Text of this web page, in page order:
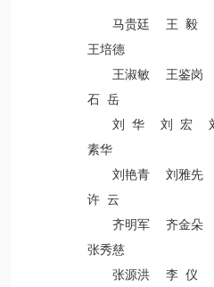
马贵廷 王 毅
王培德
王淑敏 王鉴岗
石 岳
刘 华 刘 宏 刘
素华
刘艳青 刘雅先
许 云
齐明军 齐金朵
张秀慈
张源洪 李 仪